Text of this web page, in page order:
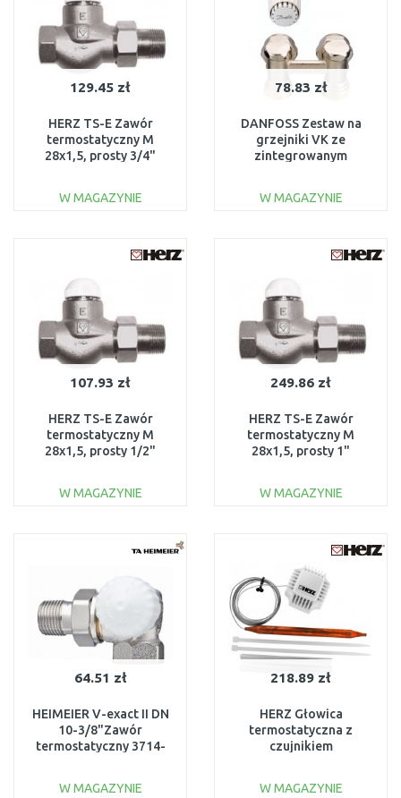
129.45 zł
HERZ TS-E Zawór
termostatyczny M
28x1,5, prosty 3/4"
W MAGAZYNIE
Do porównania
78.83 zł
DANFOSS Zestaw na
grzejniki VK ze
zintegrowanym
W MAGAZYNIE
Do porównania
107.93 zł
HERZ TS-E Zawór
termostatyczny M
28x1,5, prosty 1/2"
W MAGAZYNIE
Do porównania
249.86 zł
HERZ TS-E Zawór
termostatyczny M
28x1,5, prosty 1"
W MAGAZYNIE
Do porównania
64.51 zł
HEIMEIER V-exact II DN
10-3/8"Zawór
termostatyczny 3714-
W MAGAZYNIE
218.89 zł
HERZ Głowica
termostatyczna z
czujnikiem
podłogowego 1742100
W MAGAZYNIE